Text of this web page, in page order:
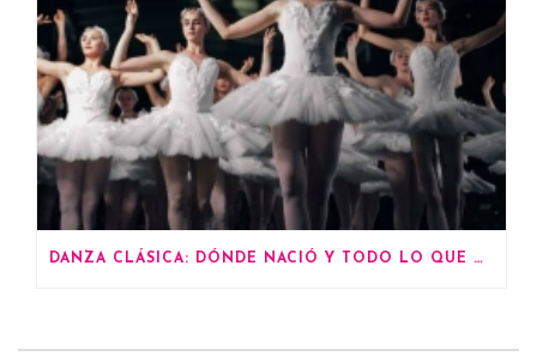
DANZA CLÁSICA: DÓNDE NACIÓ Y TODO LO QUE DEBES SABER